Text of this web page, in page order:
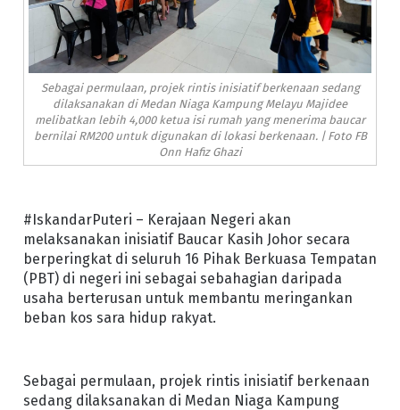
Sebagai permulaan, projek rintis inisiatif berkenaan sedang
dilaksanakan di Medan Niaga Kampung Melayu Majidee
melibatkan lebih 4,000 ketua isi rumah yang menerima baucar
bernilai RM200 untuk digunakan di lokasi berkenaan. | Foto FB
Onn Hafiz Ghazi
#IskandarPuteri – Kerajaan Negeri akan
melaksanakan inisiatif Baucar Kasih Johor secara
berperingkat di seluruh 16 Pihak Berkuasa Tempatan
(PBT) di negeri ini sebagai sebahagian daripada
usaha berterusan untuk membantu meringankan
beban kos sara hidup rakyat.
Sebagai permulaan, projek rintis inisiatif berkenaan
sedang dilaksanakan di Medan Niaga Kampung